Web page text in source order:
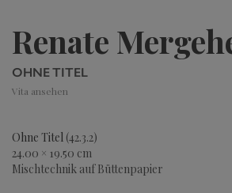
Renate
OHNE TITEL
Vita ansehen
Ohne Titel (42.3.2)
24.00 × 19.50 cm
Mischtechnik auf Büttenpapier